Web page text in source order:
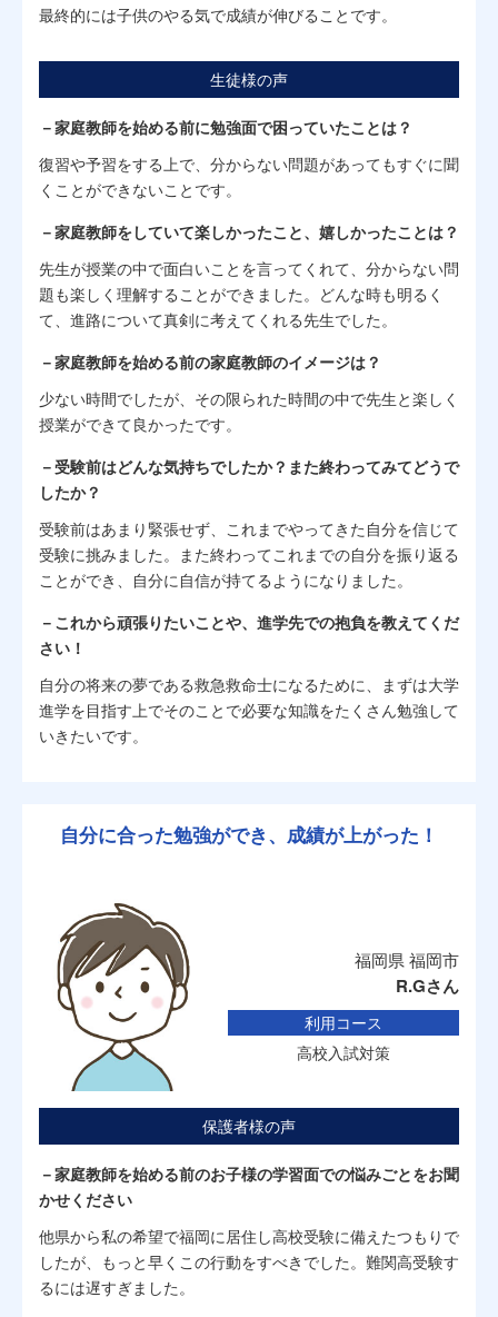
最終的には子供のやる気で成績が伸びることです。
生徒様の声
－家庭教師を始める前に勉強面で困っていたことは？
復習や予習をする上で、分からない問題があってもすぐに聞
くことができないことです。
－家庭教師をしていて楽しかったこと、嬉しかったことは？
先生が授業の中で面白いことを言ってくれて、分からない問
題も楽しく理解することができました。どんな時も明るく
て、進路について真剣に考えてくれる先生でした。
－家庭教師を始める前の家庭教師のイメージは？
少ない時間でしたが、その限られた時間の中で先生と楽しく
授業ができて良かったです。
－受験前はどんな気持ちでしたか？また終わってみてどうで
したか？
受験前はあまり緊張せず、これまでやってきた自分を信じて
受験に挑みました。また終わってこれまでの自分を振り返る
ことができ、自分に自信が持てるようになりました。
－これから頑張りたいことや、進学先での抱負を教えてくだ
さい！
自分の将来の夢である救急救命士になるために、まずは大学
進学を目指す上でそのことで必要な知識をたくさん勉強して
いきたいです。
自分に合った勉強ができ、成績が上がった！
福岡県 福岡市
R.Gさん
利用コース
高校入試対策
保護者様の声
－家庭教師を始める前のお子様の学習面での悩みごとをお聞
かせください
他県から私の希望で福岡に居住し高校受験に備えたつもりで
したが、もっと早くこの行動をすべきでした。難関高受験す
るには遅すぎました。